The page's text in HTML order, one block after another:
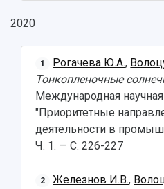
2020
1 Рогачева Ю.А.,
Тонкопленочные
Международная
"Приоритетные
деятельности в
Ч. 1. — С. 226-227
2 Железнов И.В.,